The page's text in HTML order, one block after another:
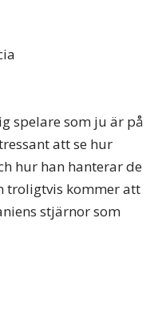
spelare som ju är på
att se hur
hur han hanterar de
troligtvis kommer att
stjärnor som